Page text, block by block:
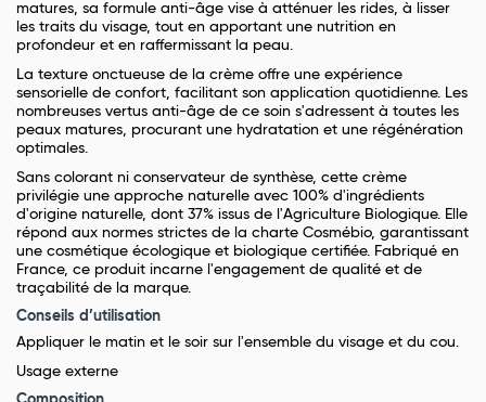
matures, sa formule anti-âge vise à atténuer les rides, à lisser
les traits du visage, tout en apportant une nutrition en
profondeur et en raffermissant la peau.
La texture onctueuse de la crème offre une expérience
sensorielle de confort, facilitant son application quotidienne. Les
nombreuses vertus anti-âge de ce soin s'adressent à toutes les
peaux matures, procurant une hydratation et une régénération
optimales.
Sans colorant ni conservateur de synthèse, cette crème
privilégie une approche naturelle avec 100% d'ingrédients
d'origine naturelle, dont 37% issus de l'Agriculture Biologique. Elle
répond aux normes strictes de la charte Cosmébio, garantissant
une cosmétique écologique et biologique certifiée. Fabriqué en
France, ce produit incarne l'engagement de qualité et de
traçabilité de la marque.
Conseils d’utilisation
Appliquer le matin et le soir sur l'ensemble du visage et du cou.
Usage externe